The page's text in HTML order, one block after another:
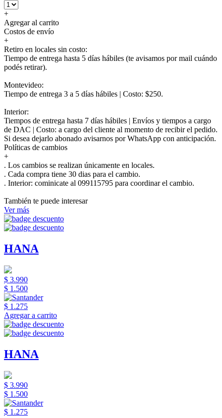
+
Agregar al carrito
Costos de envío
+
Retiro en locales sin costo:
Tiempo de entrega hasta 5 días hábiles (te avisamos por mail cuándo
podés retirar).
Montevideo:
Tiempo de entrega 3 a 5 días hábiles | Costo: $250.
Interior:
Tiempos de entrega hasta 7 días hábiles | Envíos y tiempos a cargo
de DAC | Costo: a cargo del cliente al momento de recibir el pedido.
Si desea dejarlo abonado avisarnos por WhatsApp con anticipación.
Políticas de cambios
+
. Los cambios se realizan únicamente en locales.
. Cada compra tiene 30 dias para el cambio.
. Interior: cominicate al 099115795 para coordinar el cambio.
También te puede interesar
Ver más
HANA
$ 3.990
$ 1.500
$ 1.275
Agregar a carrito
HANA
$ 3.990
$ 1.500
$ 1.275